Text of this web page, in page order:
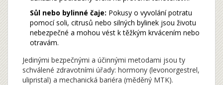
Sůl nebo bylinné čaje: Pokusy o vyvolání potratu
pomocí soli, citrusů nebo silných bylinek jsou životu
nebezpečné a mohou vést k těžkým krvácením nebo
otravám.
Jedinými bezpečnými a účinnými metodami jsou ty
schválené zdravotními úřady: hormony (levonorgestrel,
ulipristal) a mechanická bariéra (měděný MTK).